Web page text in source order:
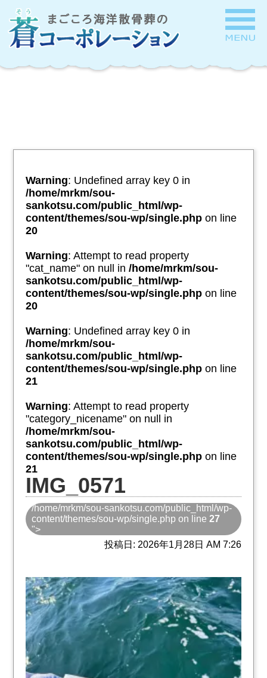
Warning: Undefined array key 0 in
/home/mrkm/sou-
sankotsu.com/public_html/wp-
content/themes/sou-wp/single.php on line
20
Warning: Attempt to read property
"cat_name" on null in/home/mrkm/sou-
sankotsu.com/public_html/wp-
content/themes/sou-wp/single.php on line
20
Warning: Undefined array key 0 in
/home/mrkm/sou-
sankotsu.com/public_html/wp-
content/themes/sou-wp/single.php on line
21
Warning: Attempt to read property
"category_nicename" on null in
/home/mrkm/sou-
sankotsu.com/public_html/wp-
content/themes/sou-wp/single.php on line
21
IMG_0571
/home/mrkm/sou-sankotsu.com/public_html/wp-
content/themes/sou-wp/single.php on line27
">
投稿日: 2026年1月28日 AM 7:26